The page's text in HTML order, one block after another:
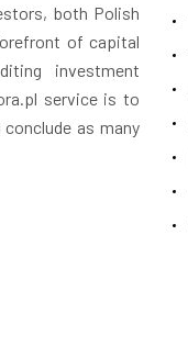
both Polish
of capital
investment
service is to
as many